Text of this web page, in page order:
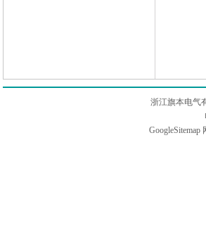
浙江旗本电气
GoogleSitemap